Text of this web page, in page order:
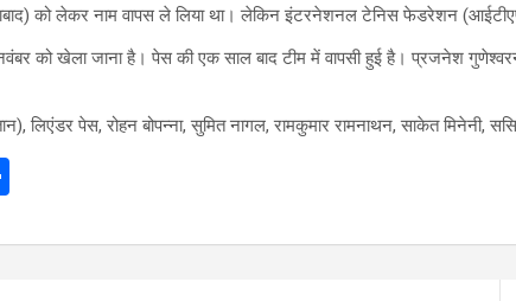
को लेकर नाम वापस ले लिया था। लेकिन इंटरनेशनल टेनिस फेडरेशन
को खेला जाना है। पेस की एक साल बाद टीम में वापसी हुई है। प्रजनेश
लिएंडर पेस, रोहन बोपन्ना, सुमित नागल, रामकुमार रामनाथन, साकेत मिनेनी,
ar